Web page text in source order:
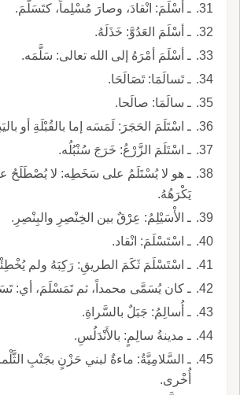
ـ أسْلَمَ: انْقادَ، وصارَ مُسْلِماً، كتَسَلَّمَ.
ـ أسْلَمَ العَدُوَّ: خَذَلَهُ.
ـ أسْلَمَ أمْرَهُ إلى الله تعالى: سَلَّمَه.
ـ تَسالَمَا: تَصَالَحَا.
ـ سالَمَا: صالَحا.
ـ اسْتَلَمَ الحَجَرَ: لَمَسَه إما بالقُبْلَةِ أو باليَدِ، كاسْتَلأَمَهُ.
ـ اسْتَلَمَ الزَّرْعُ: خَرَجَ سُنْبُلُه.
ـ هو لا يُسْتَلَمُ على سَخَطِه: لا يُصْطَلَحُ
يَكْرَهُهُ.
ـ الأْسَيْلِمُ: عِرْقٌ بين الخِنْصِرِ والبِنْصِرِ.
ـ اسْتَسْلَمَ: انْقاد.
ـ اسْتَسْلَمَ ثَكَمَ الطريقِ: رَكِبَهُ ولم يُخْطِئْهُ.
ـ كان يُسَمَّى محمداً، ثم تَمَسْلَمَ، أي:
ـ أُسالِمُ: جَبَلٌ بالسَّراةِ.
ـ مدينةُ سالِمٍ: بالأَنْدَلُسِ.
ـ السَّلامِيَّةُ: ماءةٌ لبني حَزْنٍ بجَنْبِ
أُخْرى.